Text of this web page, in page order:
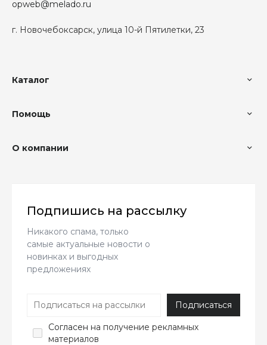
г. Новочебоксарск, улица 10-й Пятилетки, 23
opweb@melado.ru
Каталог
Помощь
О компании
Подпишись на рассылку
Никакого спама, только
самые актуальные новости о
новинках и выгодных
предложениях
Согласен на получение рекламных
материалов